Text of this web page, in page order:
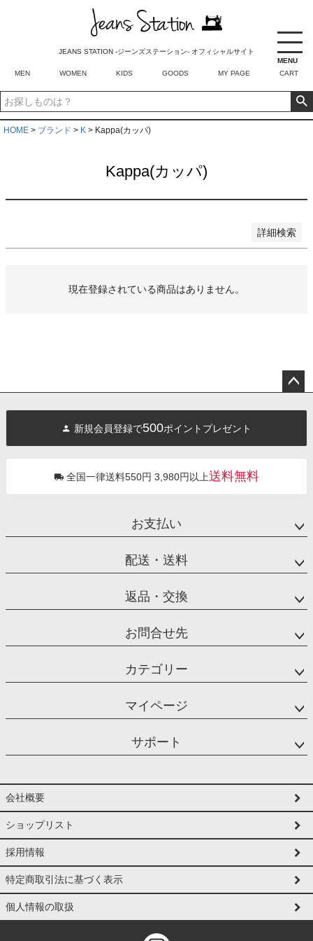
MENU
JEANS STATION -ジーンズステーション- オフィシャルサイト
MEN WOMEN KIDS GOODS MY PAGE CART
HOME ブランド K Kappa(カッパ)
Kappa(カッパ)
詳細検索
商品番号/JANコード
並び順
登録順
価格が安い順
価格が高い順
キーワードヒット順
検索
現在登録されている商品はありません。
へ
新規会員登録で500ポイントプレゼント
全国一律送料550円 3,980円以上送料無料
お支払い
配送・送料
返品・交換
お問合せ先
カテゴリー
マイページ
サポート
会社概要
ショップリスト
採用情報
特定商取引法に基づく表示
個人情報の取扱